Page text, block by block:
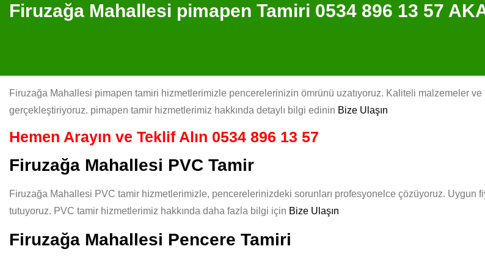
Firuzağa Mahallesi pimapen Tamiri 0534 896 13 57
Firuzağa Mahallesi pimapen tamiri hizmetlerimizle pencerelerinizin ömrünü uzatıyoruz. Kaliteli malzemeler
gerçekleştiriyoruz. pimapen tamir hizmetlerimiz hakkında detaylı bilgi edinin Bize Ulaşın
Hemen Arayın ve Teklif Alın 0534 896 13 57
Firuzağa Mahallesi PVC Tamir
Firuzağa Mahallesi PVC tamir hizmetlerimizle, pencerelerinizdeki sorunları profesyonelce çözüyoruz.
tutuyoruz. PVC tamir hizmetlerimiz hakkında daha fazla bilgi için Bize Ulaşın
Firuzağa Mahallesi Pencere Tamiri